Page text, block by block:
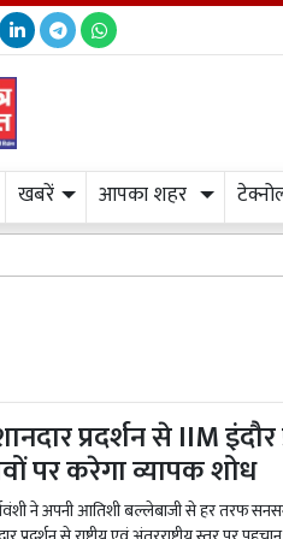
खबरें आपका शहर
प्रदर्शन से IIM
पर करेगा व्यापक शोध
ने अपनी आतिशी बल्लेबाजी से हर तरफ